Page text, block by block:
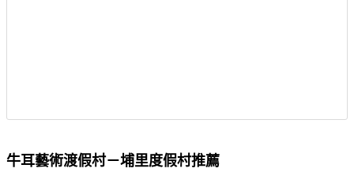
牛耳藝術渡假村－埔里度假村推薦